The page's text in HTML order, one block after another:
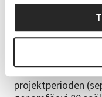
lära sig mer om
lokalt kulturliv på
Projektet
spökjakt med
det lokala
människor och
projektperioden